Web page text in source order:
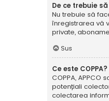
De ce trebuie
Nu trebuie să
înregistrarea vă
private,
Sus
Ce este
COPPA,
potențiali
colectarea